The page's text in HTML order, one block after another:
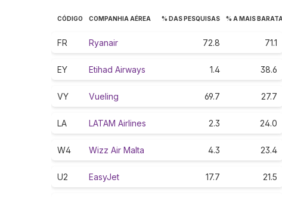
CÓDIGO COMPANHIA AÉREA % DAS PESQUISAS % A MAIS BARATA
FR Ryanair 72.8 71.1
EY Etihad Airways 1.4 38.6
VY Vueling 69.7 27.7
LA LATAM Airlines 2.3 24.0
W4 Wizz Air Malta 4.3 23.4
U2 EasyJet 17.7 21.5